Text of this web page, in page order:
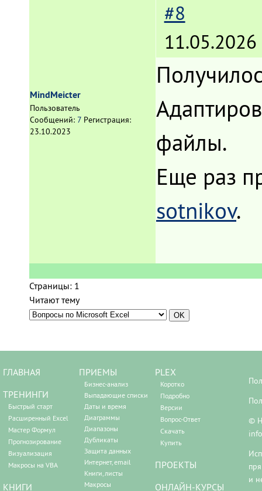
MindMeicter
Пользователь
Сообщений: 7 Регистрация:
23.10.2023
#8
файлы.
Еще раз
sotnikov.
Страницы: 1
Читают тему
ГЛАВНАЯ
ТРЕНИНГИ
Быстрый старт
Расширенный Excel
Мастер Формул
Прогнозирование
Визуализация
Макросы на VBA
КНИГИ
ПРИЕМЫ
Бизнес-анализ
Выпадающие списки
Даты и время
Диаграммы
Диапазоны
Дубликаты
Защита данных
Интернет, email
Книги, листы
Макросы
PLEX
Коротко
Подробно
Версии
Вопрос-Ответ
Скачать
Купить
ПРОЕКТЫ
ОНЛАЙН-КУРСЫ
©
и